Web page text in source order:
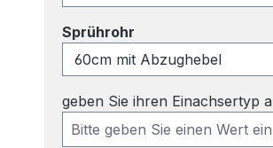
Sprührohr
geben Sie ihren Einachsertyp